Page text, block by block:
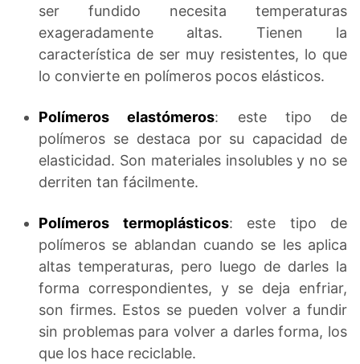
ser fundido necesita temperaturas
exageradamente altas. Tienen la
característica de ser muy resistentes, lo que
lo convierte en polímeros pocos elásticos.
Polímeros elastómeros: este tipo de
polímeros se destaca por su capacidad de
elasticidad. Son materiales insolubles y no se
derriten tan fácilmente.
Polímeros termoplásticos: este tipo de
polímeros se ablandan cuando se les aplica
altas temperaturas, pero luego de darles la
forma correspondientes, y se deja enfriar,
son firmes. Estos se pueden volver a fundir
sin problemas para volver a darles forma, los
que los hace reciclable.